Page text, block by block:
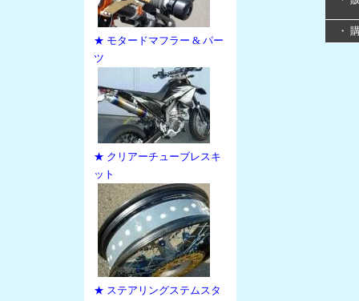
★ モタードマフラー & パー
ツ
★ クリアーチューブレスキ
ット
★ ステアリングステムスタ
・